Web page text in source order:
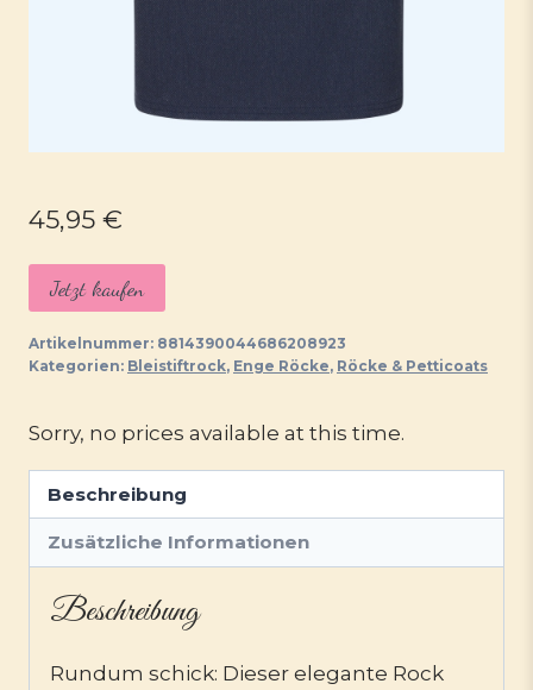
45,95 €
Jetzt kaufen
Artikelnummer: 8814390044686208923
Kategorien: Bleistiftrock, Enge Röcke, Röcke & Petticoats
Sorry, no prices available at this time.
Beschreibung
Zusätzliche Informationen
Beschreibung
Rundum schick: Dieser elegante Rock